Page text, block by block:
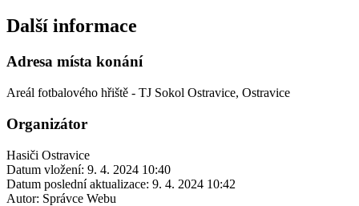
Další informace
Adresa místa konání
Areál fotbalového hřiště - TJ Sokol Ostravice, Ostravice
Organizátor
Hasiči Ostravice
Datum vložení: 9. 4. 2024 10:40
Datum poslední aktualizace: 9. 4. 2024 10:42
Autor: Správce Webu